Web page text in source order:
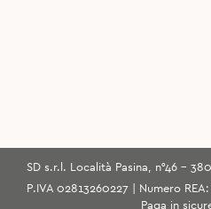
SD s.r.l. Località Pasina, n°46 -
P.IVA 02813260227 | Numero REA:
Paga in